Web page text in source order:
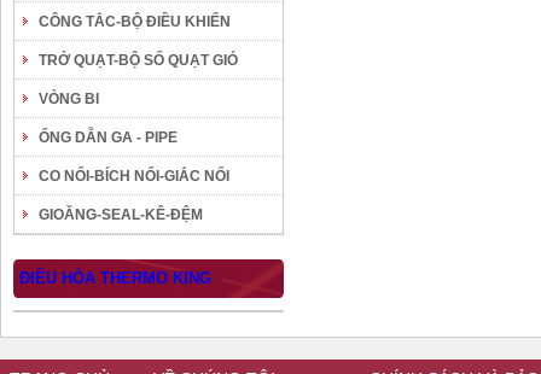
CÔNG TẮC-BỘ ĐIỀU KHIỂN
TRỞ QUẠT-BỘ SỐ QUẠT GIÓ
VÒNG BI
ỐNG DẪN GA - PIPE
CO NỐI-BÍCH NỐI-GIẮC NỐI
GIOĂNG-SEAL-KÊ-ĐỆM
ĐIỀU HÒA THERMO KING